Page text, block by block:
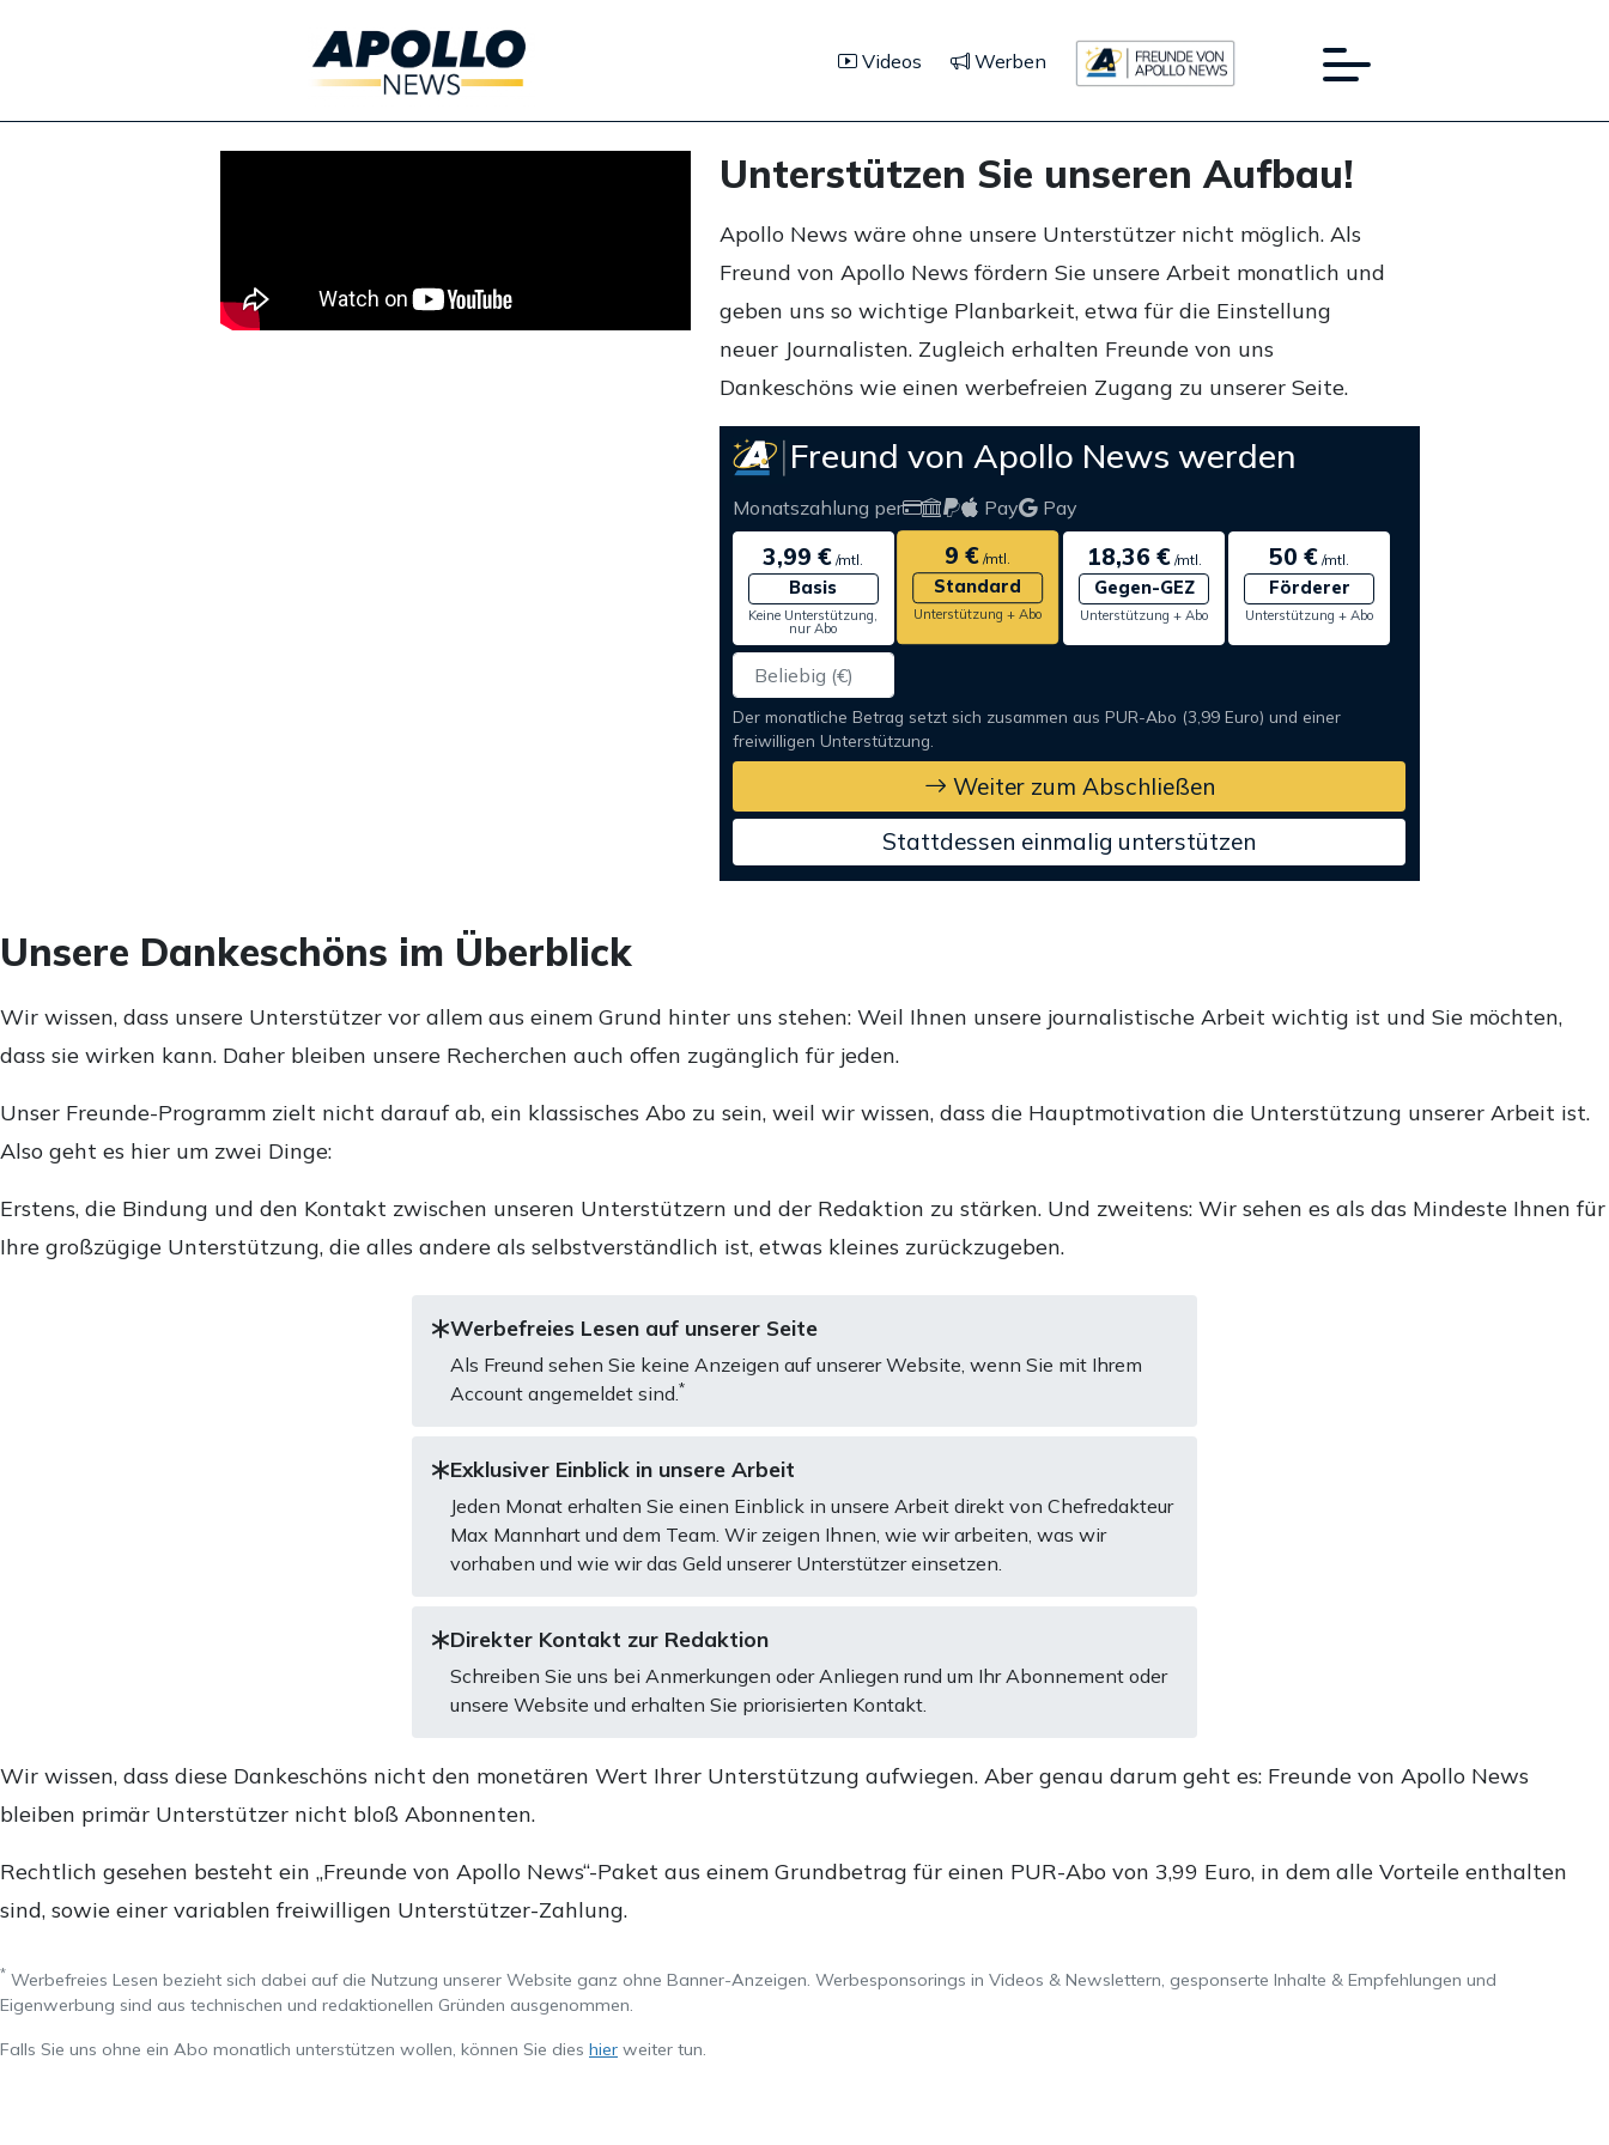
Videos Werben
Unterstützen Sie unseren Aufbau!
Apollo News wäre ohne unsere Unterstützer nicht möglich. Als
Freund von Apollo News fördern Sie unsere Arbeit monatlich und
geben uns so wichtige Planbarkeit, etwa für die Einstellung
neuer Journalisten. Zugleich erhalten Freunde von uns
Dankeschöns wie einen werbefreien Zugang zu unserer Seite.
Freund von Apollo News werden
Monatszahlung per Pay Pay
3,99 € /mtl.
Basis
Keine Unterstützung,
nur Abo
9 € /mtl.
Standard
Unterstützung + Abo
18,36 €/mtl.
Gegen-GEZ
Unterstützung + Abo
50 € /mtl.
Förderer
Unterstützung + Abo
Der monatliche Betrag setzt sich zusammen aus PUR-Abo (3,99 Euro) und einer
freiwilligen Unterstützung.
Weiter zum Abschließen
Stattdessen einmalig unterstützen
Unsere Dankeschöns im Überblick
Wir wissen, dass unsere Unterstützer vor allem aus einem Grund hinter uns stehen: Weil Ihnen unsere journalistische Arbeit wichtig ist und Sie möchten,
dass sie wirken kann. Daher bleiben unsere Recherchen auch offen zugänglich für jeden.
Unser Freunde-Programm zielt nicht darauf ab, ein klassisches Abo zu sein, weil wir wissen, dass die Hauptmotivation die Unterstützung unserer Arbeit ist.
Also geht es hier um zwei Dinge:
Erstens, die Bindung und den Kontakt zwischen unseren Unterstützern und der Redaktion zu stärken. Und zweitens: Wir sehen es als das Mindeste Ihnen für
Ihre großzügige Unterstützung, die alles andere als selbstverständlich ist, etwas kleines zurückzugeben.
Werbefreies Lesen auf unserer Seite
Als Freund sehen Sie keine Anzeigen auf unserer Website, wenn Sie mit Ihrem
Account angemeldet sind. *
Exklusiver Einblick in unsere Arbeit
Jeden Monat erhalten Sie einen Einblick in unsere Arbeit direkt von Chefredakteur
Max Mannhart und dem Team. Wir zeigen Ihnen, wie wir arbeiten, was wir
vorhaben und wie wir das Geld unserer Unterstützer einsetzen.
Direkter Kontakt zur Redaktion
Schreiben Sie uns bei Anmerkungen oder Anliegen rund um Ihr Abonnement oder
unsere Website und erhalten Sie priorisierten Kontakt.
Wir wissen, dass diese Dankeschöns nicht den monetären Wert Ihrer Unterstützung aufwiegen. Aber genau darum geht es: Freunde von Apollo News
bleiben primär Unterstützer nicht bloß Abonnenten.
Rechtlich gesehen besteht ein „Freunde von Apollo News“-Paket aus einem Grundbetrag für einen PUR-Abo von 3,99 Euro, in dem alle Vorteile enthalten
sind, sowie einer variablen freiwilligen Unterstützer-Zahlung.
* Werbefreies Lesen bezieht sich dabei auf die Nutzung unserer Website ganz ohne Banner-Anzeigen. Werbesponsorings in Videos & Newslettern, gesponserte Inhalte & Empfehlungen und
Eigenwerbung sind aus technischen und redaktionellen Gründen ausgenommen.
Falls Sie uns ohne ein Abo monatlich unterstützen wollen, können Sie dies hier weiter tun.